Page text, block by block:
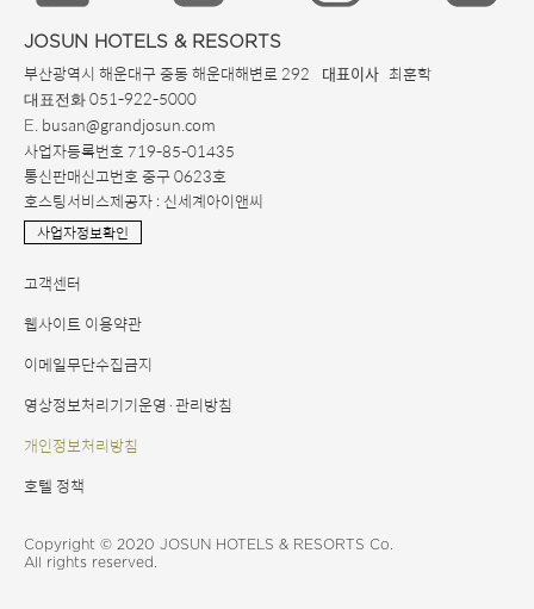
JOSUN HOTELS & RESORTS
부산광역시 해운대구 중동 해운대해변로 292 대표이사 최훈학
대표전화 051-922-5000
E. busan@grandjosun.com
사업자등록번호 719-85-01435
통신판매신고번호 중구 0623호
호스팅서비스제공자 : 신세계아이앤씨
사업자정보확인
고객센터
웹사이트 이용약관
이메일무단수집금지
영상정보처리기기운영·관리방침
개인정보처리방침
호텔 정책
Copyright © 2020 JOSUN HOTELS & RESORTS Co.
All rights reserved.